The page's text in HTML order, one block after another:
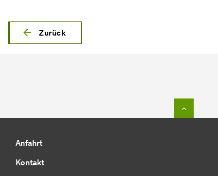
Zurück
Anfahrt
Kontakt